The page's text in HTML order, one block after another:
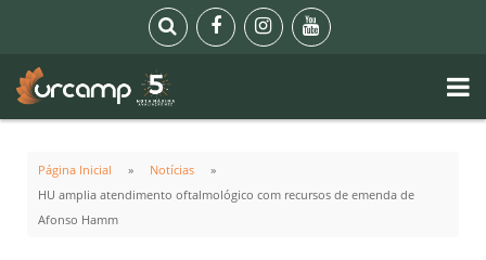
Página Inicial
Notícias
HU amplia atendimento oftalmológico com recursos de emenda de
Afonso Hamm